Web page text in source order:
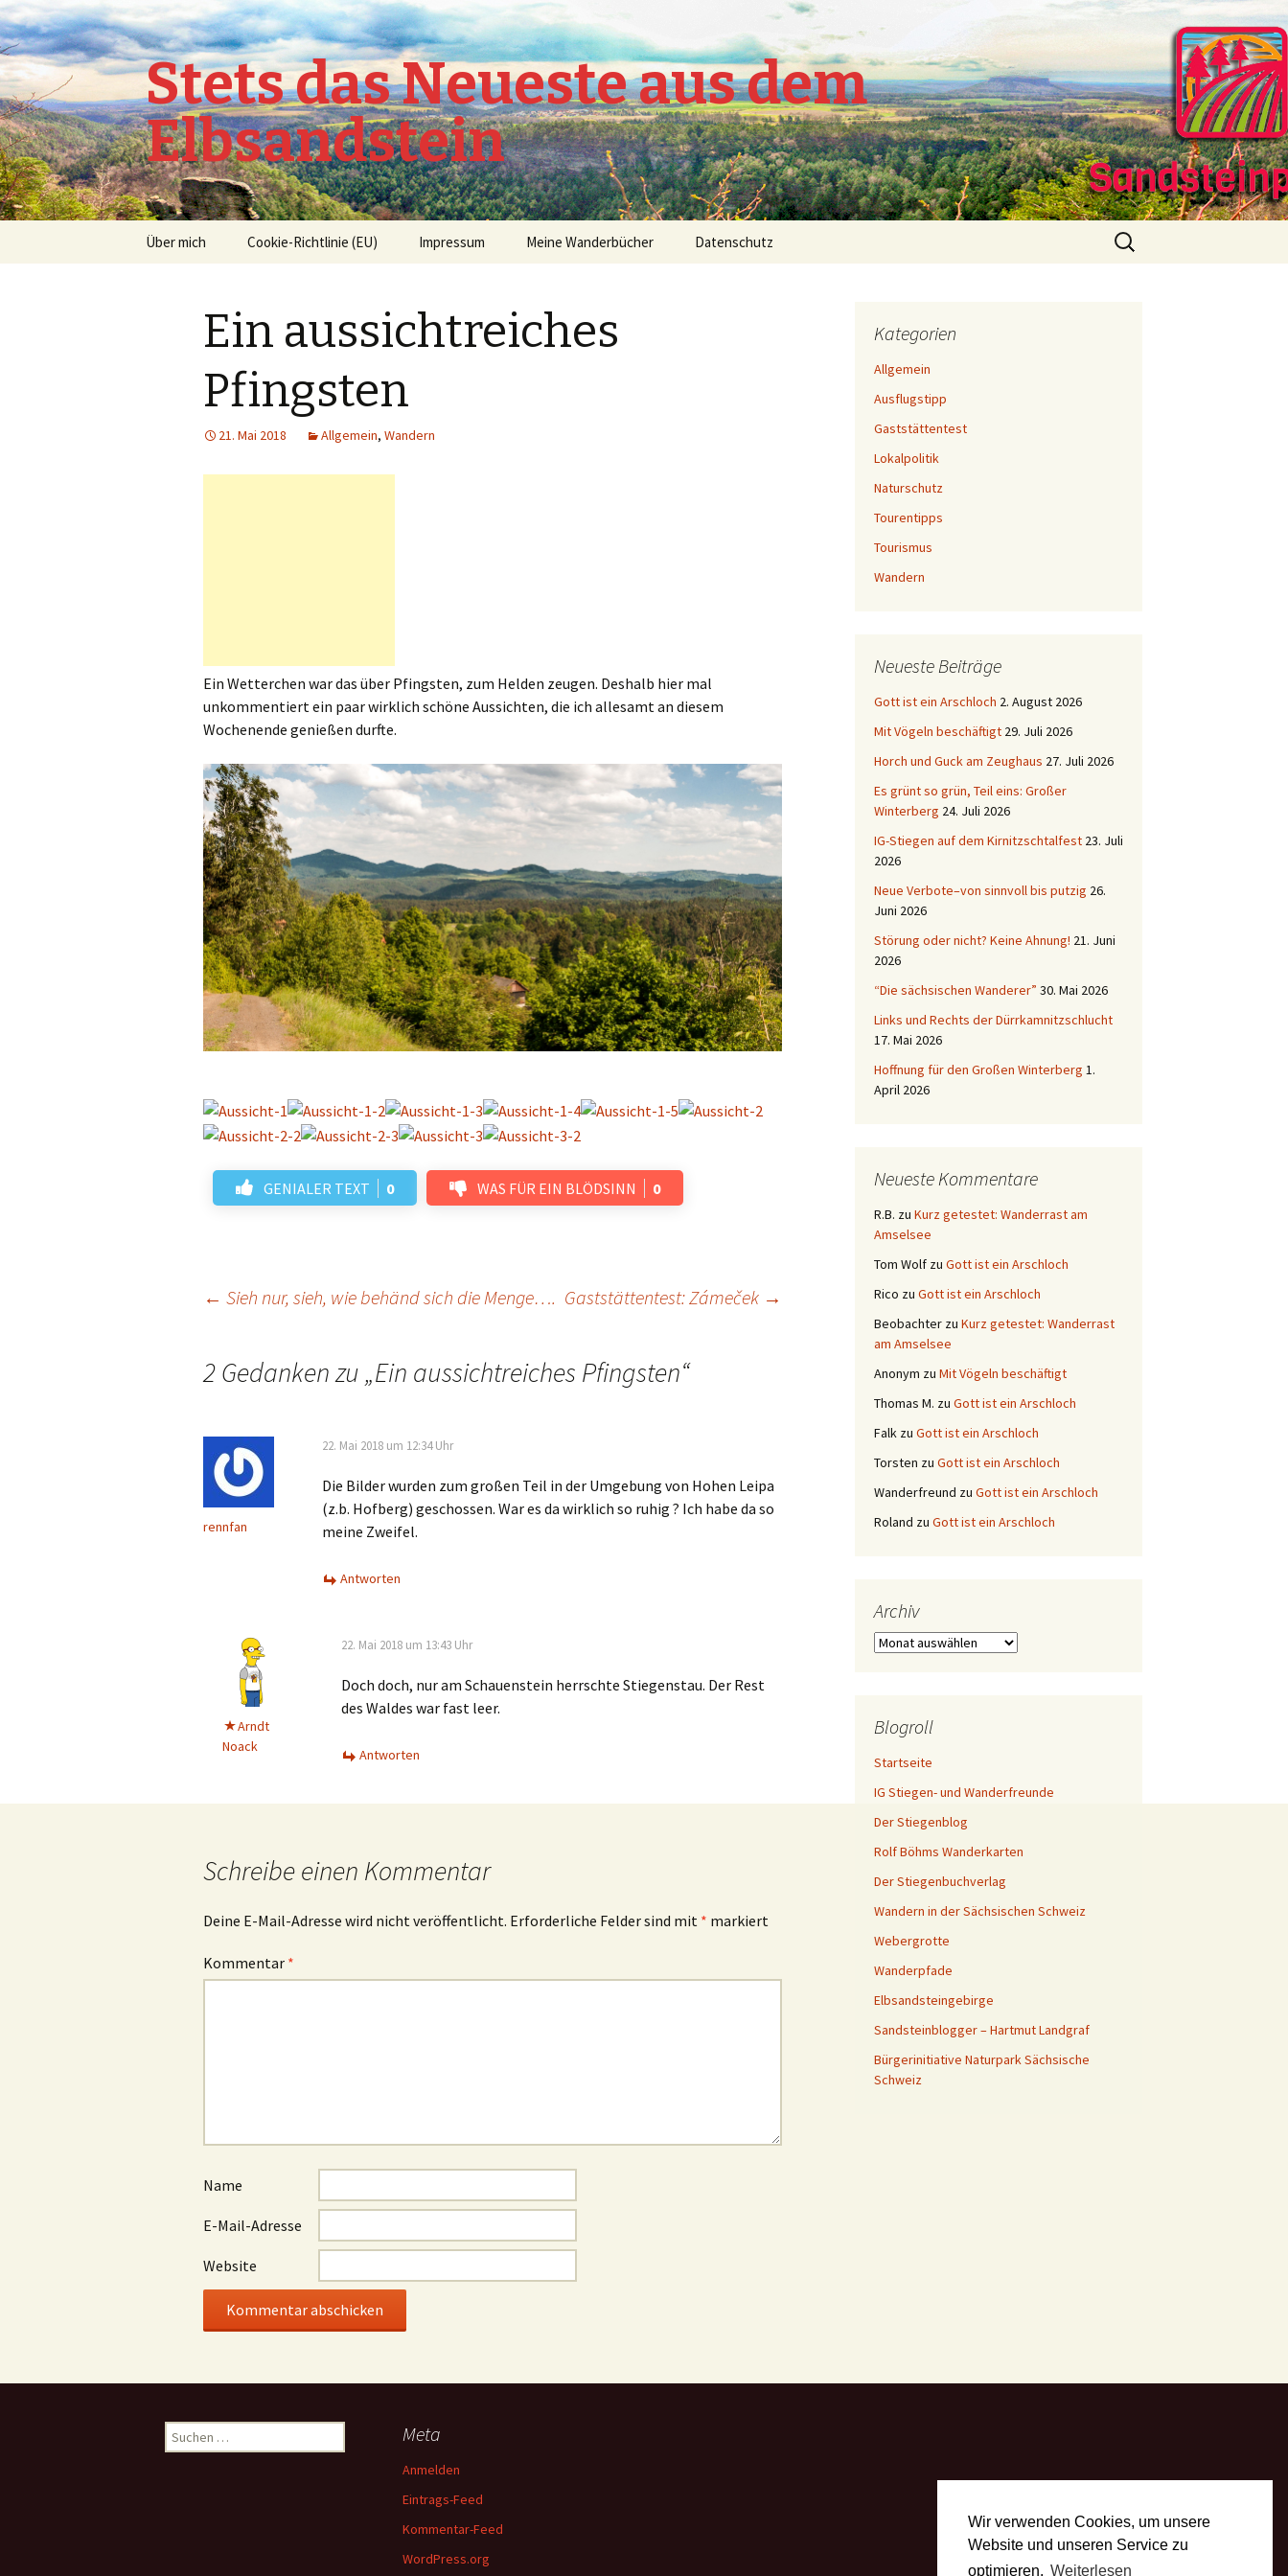
Wir verwenden Cookies, um unsere
Website und unseren Service zu
optimieren. Weiterlesen
Stets das Neueste aus dem
Elbsandstein
Springe
Über mich Cookie-Richtlinie (EU) Impressum Meine Wanderbücher Datenschutz
Suchen
nach:
Ein aussichtreiches
Pfingsten
21. Mai 2018 Allgemein, Wandern
Ein Wetterchen war das über Pfingsten, zum Helden zeugen. Deshalb hier mal
unkommentiert ein paar wirklich schöne Aussichten, die ich allesamt an diesem
Wochenende genießen durfte.
GENIALER TEXT 0 WAS FÜR EIN BLÖDSINN 0
Navigation
← Sieh nur, sieh, wie behänd sich die Menge…. Gaststättentest: Zámeček →
2 Gedanken zu „Ein aussichtreiches Pfingsten“
rennfan
22. Mai 2018 um 12:34 Uhr
Die Bilder wurden zum großen Teil in der Umgebung von Hohen Leipa
(z.b. Hofberg) geschossen. War es da wirklich so ruhig ? Ich habe da so
meine Zweifel.
Antworten
Arndt
Noack
22. Mai 2018 um 13:43 Uhr
Doch doch, nur am Schauenstein herrschte Stiegenstau. Der Rest
des Waldes war fast leer.
Antworten
Schreibe einen Kommentar
Deine E-Mail-Adresse wird nicht veröffentlicht. Erforderliche Felder sind mit * markiert
Kommentar *
Name
E-Mail-Adresse
Website
Kategorien
Allgemein
Ausflugstipp
Gaststättentest
Lokalpolitik
Naturschutz
Tourentipps
Tourismus
Wandern
Neueste Beiträge
Gott ist ein Arschloch 2. August 2026
Mit Vögeln beschäftigt 29. Juli 2026
Horch und Guck am Zeughaus 27. Juli 2026
Es grünt so grün, Teil eins: Großer
Winterberg 24. Juli 2026
IG-Stiegen auf dem Kirnitzschtalfest 23. Juli
2026
Neue Verbote–von sinnvoll bis putzig 26.
Juni 2026
Störung oder nicht? Keine Ahnung! 21. Juni
2026
“Die sächsischen Wanderer” 30. Mai 2026
Links und Rechts der Dürrkamnitzschlucht
17. Mai 2026
Hoffnung für den Großen Winterberg 1.
April 2026
Neueste Kommentare
R.B. zu Kurz getestet: Wanderrast am
Amselsee
Tom Wolf zu Gott ist ein Arschloch
Rico zu Gott ist ein Arschloch
Beobachter zu Kurz getestet: Wanderrast
am Amselsee
Anonym zu Mit Vögeln beschäftigt
Thomas M. zu Gott ist ein Arschloch
Falk zu Gott ist ein Arschloch
Torsten zu Gott ist ein Arschloch
Wanderfreund zu Gott ist ein Arschloch
Roland zu Gott ist ein Arschloch
Archiv
Archiv
Blogroll
Startseite
IG Stiegen- und Wanderfreunde
Der Stiegenblog
Rolf Böhms Wanderkarten
Der Stiegenbuchverlag
Wandern in der Sächsischen Schweiz
Webergrotte
Wanderpfade
Elbsandsteingebirge
Sandsteinblogger – Hartmut Landgraf
Bürgerinitiative Naturpark Sächsische
Schweiz
Suchen
nach:
Meta
Anmelden
Eintrags-Feed
Kommentar-Feed
WordPress.org